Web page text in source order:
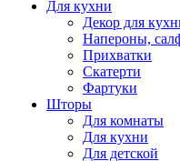
Для кухни
Декор для
Напероны,
Прихватки
Скатерти
Фартуки
Шторы
Для комнаты
Для кухни
Для детской